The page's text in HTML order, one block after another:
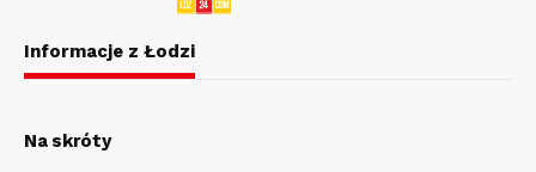
Informacje z Łodzi
Na skróty